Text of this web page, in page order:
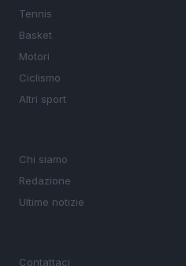
Tennis
Basket
Motori
Ciclismo
Altri sport
Chi siamo
Redazione
Ultime notizie
Contattaci